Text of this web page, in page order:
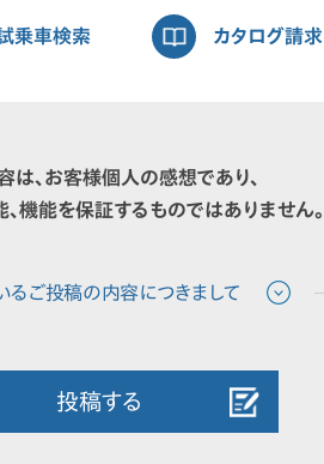
乗車検索 カタログ請求
は、お客様個人の感想であり、
機能を保証するものではありません。
投稿する